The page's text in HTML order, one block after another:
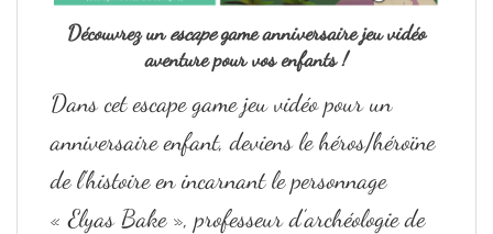
Découvrez unescapegame anniversaire jeu vidéo
aventure pour vos enfants !
Dans cet escape game jeu vidéo pour un
anniversaire enfant, deviens le héros/héroïne
de l’histoire en incarnant le personnage
« Elyas Bake », professeur d’archéologie de